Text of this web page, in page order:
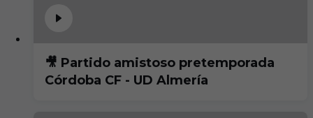
🎥 Partido amistoso pretemporada
Córdoba CF - UD Almería